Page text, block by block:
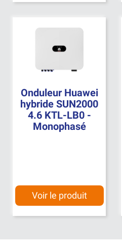
Onduleur Huawei
hybride SUN2000
4.6 KTL-LB0 -
Monophasé
Voir le produit